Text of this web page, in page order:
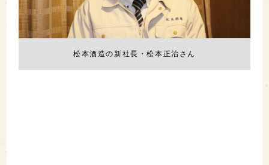
松本酒造の新社長・松本正治さん